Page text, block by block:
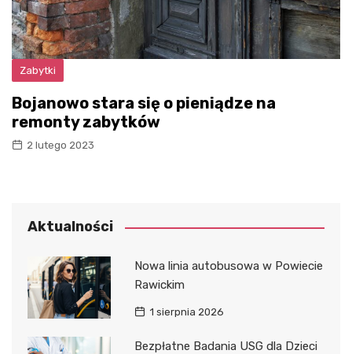
Zabytki
Bojanowo stara się o pieniądze na
remonty zabytków
2 lutego 2023
Aktualności
Nowa linia autobusowa w Powiecie
Rawickim
1 sierpnia 2026
Bezpłatne Badania USG dla Dzieci